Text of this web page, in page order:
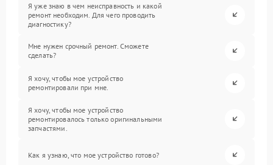
Я уже знаю в чем неисправность и какой
ремонт необходим. Для чего проводить
диагностику?
Мне нужен срочный ремонт. Сможете
сделать?
Я хочу, чтобы мое устройство
ремонтировали при мне.
Я хочу, чтобы мое устройство
ремонтировалось только оригинальными
запчастями.
Как я узнаю, что мое устройство готово?